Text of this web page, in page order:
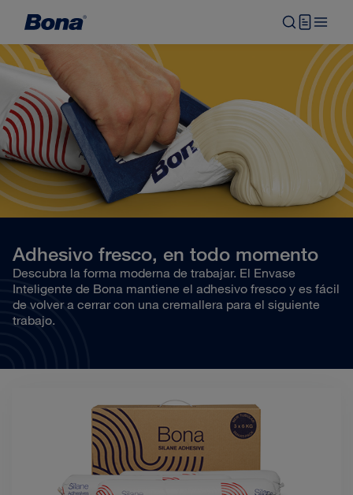
Adhesivo fresco, en todo momento
Descubra la forma moderna de trabajar. El Envase
Inteligente de Bona mantiene el adhesivo fresco y es fácil
de volver a cerrar con una cremallera para el siguiente
trabajo.